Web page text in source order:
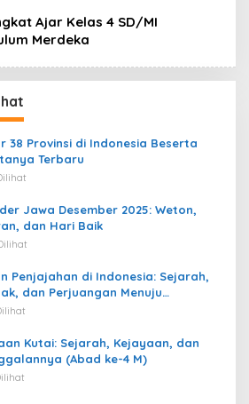
Ajar Kelas 4 SD/MI
Merdeka
38 Provinsi di Indonesia Beserta
Terbaru
Jawa Desember 2025: Weton,
dan Hari Baik
Penjajahan di Indonesia: Sejarah,
dan Perjuangan Menuju
Kutai: Sejarah, Kejayaan, dan
(Abad ke-4 M)